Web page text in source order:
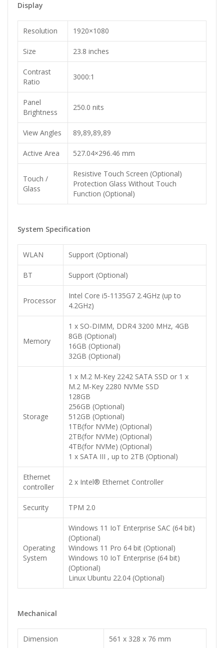
Display
Resolution 1920×1080
Size 23.8 inches
Contrast
Ratio
3000:1
Panel
Brightness
250.0 nits
View Angles 89,89,89,89
Active Area 527.04×296.46 mm
Touch /
Glass
Resistive Touch Screen (Optional)
Protection Glass Without Touch
Function (Optional)
System Specification
WLAN Support (Optional)
BT Support (Optional)
Processor
Intel Core i5-1135G7 2.4GHz (up to
4.2GHz)
Memory
1 x SO-DIMM, DDR4 3200 MHz, 4GB
8GB (Optional)
16GB (Optional)
32GB (Optional)
Storage
1 x M.2 M-Key 2242 SATA SSD or 1 x
M.2 M-Key 2280 NVMe SSD
128GB
256GB (Optional)
512GB (Optional)
1TB(for NVMe) (Optional)
2TB(for NVMe) (Optional)
4TB(for NVMe) (Optional)
1 x SATA III , up to 2TB (Optional)
Ethernet
controller
2 x Intel® Ethernet Controller
Security TPM 2.0
Operating
System
Windows 11 IoT Enterprise SAC (64 bit)
(Optional)
Windows 11 Pro 64 bit (Optional)
Windows 10 IoT Enterprise (64 bit)
(Optional)
Linux Ubuntu 22.04 (Optional)
Mechanical
Dimension 561 x 328 x 76 mm